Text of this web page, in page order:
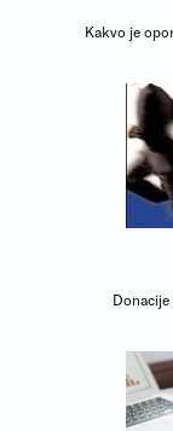
Kakvo je